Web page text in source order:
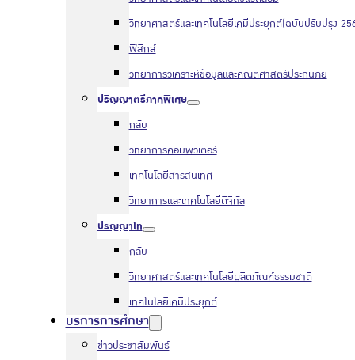
วิทยาศาสตร์และเทคโนโลยีเคมีประยุกต์(ฉบับปรับปรุง
ฟิสิกส์
วิทยาการวิเคราะห์ข้อมูลและคณิตศาสตร์ประกันภัย
ปริญญาตรีภาคพิเศษ
กลับ
วิทยาการคอมพิวเตอร์
เทคโนโลยีสารสนเทศ
วิทยาการและเทคโนโลยีดิจิทัล
ปริญญาโท
กลับ
วิทยาศาสตร์และเทคโนโลยีผลิตภัณฑ์ธรรมชาติ
เทคโนโลยีเคมีประยุกต์
บริการการศึกษา
ข่าวประชาสัมพันธ์